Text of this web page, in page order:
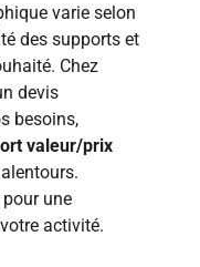
varie selon
des supports et
Chez
devis
besoins,
valeur/prix
une
activité.